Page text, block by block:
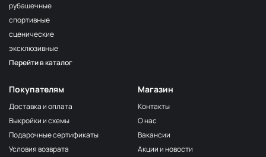
рубашечные
спортивные
сценические
эксклюзивные
Перейти в каталог
Покупателям
Доставка и оплата
Выкройки и схемы
Подарочные сертификаты
Условия возврата
Магазин
Контакты
О нас
Вакансии
Акции и новости